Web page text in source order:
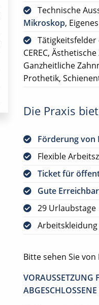
Technische
Mikroskop, Eigenes
CEREC,
Ganzheitliche
Prothetik,
Die Praxis
Förderung von
Flexible
Ticket für
Gute
29 Urlaubstage
Bitte sehen Sie
VORAUSSETZUNG